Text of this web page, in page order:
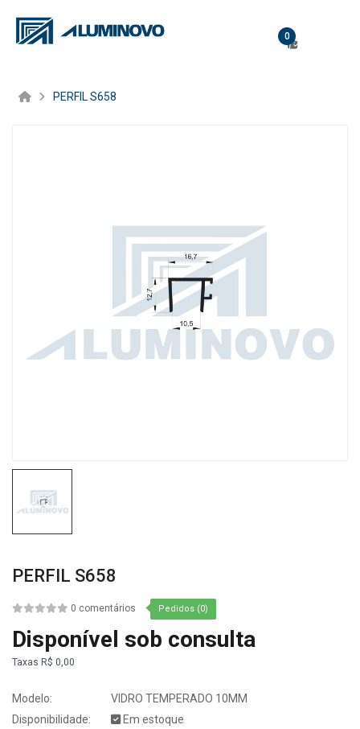
0
PERFIL S658
PERFIL S658
0 comentários Pedidos (0)
Disponível sob consulta
Taxas R$ 0,00
Modelo:
VIDRO TEMPERADO 10MM
Disponibilidade:
Em estoque